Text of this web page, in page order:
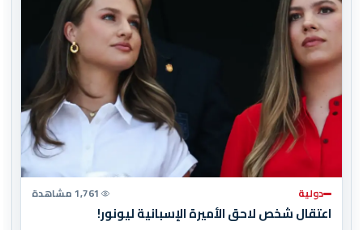
دولية 1,761 مشاهدة
اعتقال شخص لاحق الأميرة الإسبانية ليونور!